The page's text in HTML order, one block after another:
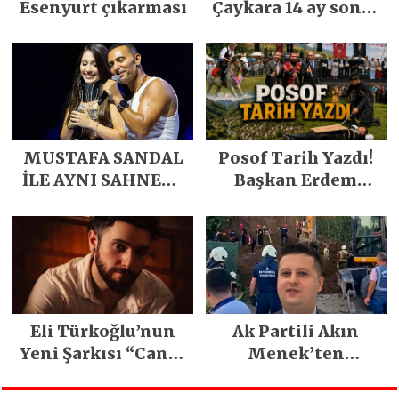
Esenyurt çıkarması
Çaykara 14 ay sonra
kavuştu
MUSTAFA SANDAL
İLE AYNI SAHNEDE
Posof Tarih Yazdı!
Başkan Erdem
Emeğiyle Son
Yılların En Büyük
Festivali
Gerçekleşti
Eli Türkoğlu’nun
Yeni Şarkısı “Canın
İlgi Gördü!..
Ak Partili Akın
Menek’ten
heyelan sonrası